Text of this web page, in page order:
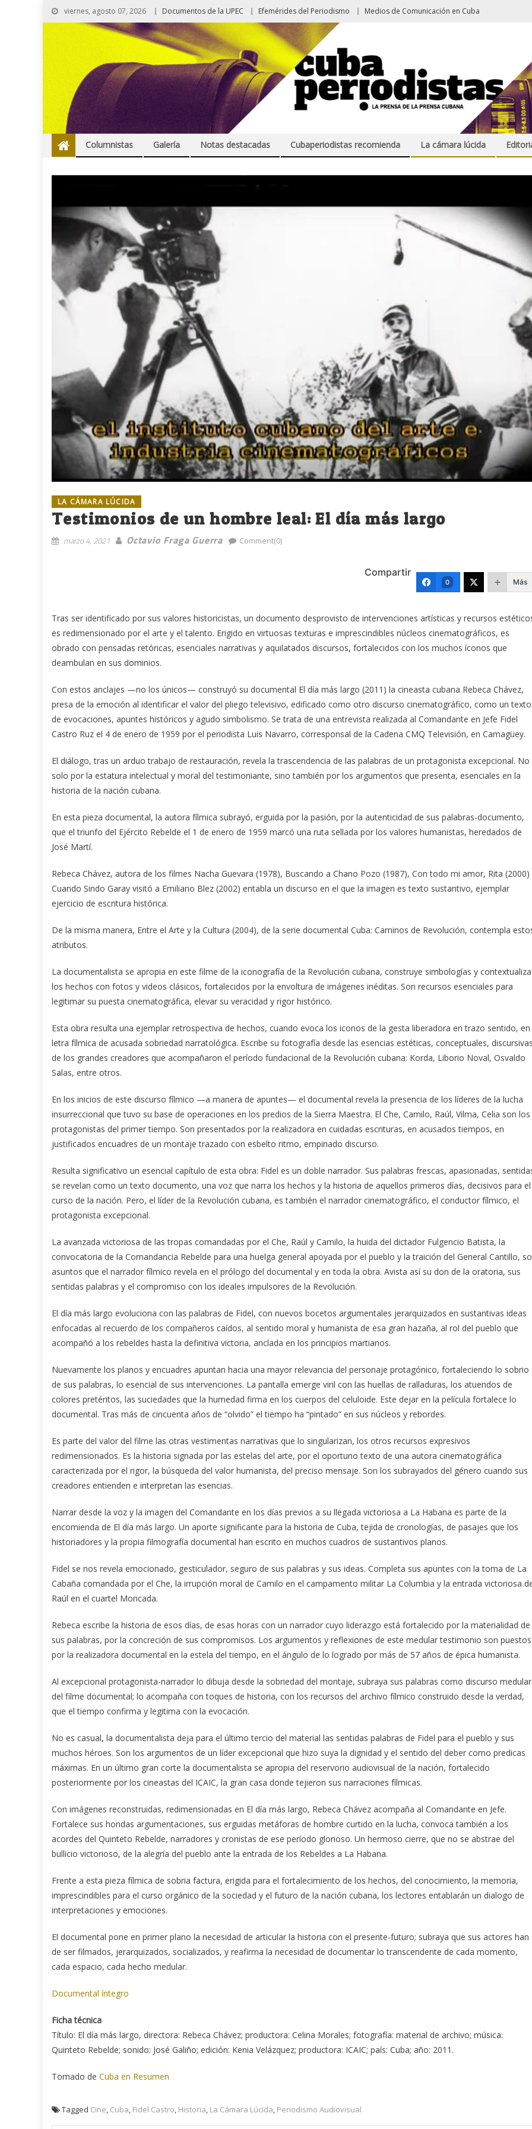
viernes, agosto 07, 2026 Documentos de la UPEC Efemérides del Periodismo Medios de Comunicación en Cuba
Columnistas Galería Notas destacadas Cubaperiodistas recomienda La cámara lúcida
LA CÁMARA LÚCIDA
Testimonios de un hombre leal: El día más largo
marzo 4, 2021 Octavio Fraga Guerra Comment(0)
Compartir
0 Más
Tras ser identificado por sus valores historicistas, un documento desprovisto de intervenciones artísticas y recursos
es redimensionado por el arte y el talento. Erigido en virtuosas texturas e imprescindibles núcleos cinematográficos, es
obrado con pensadas retóricas, esenciales narrativas y aquilatados discursos, fortalecidos con los muchos íconos que
deambulan en sus dominios.
Con estos anclajes —no los únicos— construyó su documental El día más largo (2011) la cineasta cubana Rebeca Chávez,
presa de la emoción al identificar el valor del pliego televisivo, edificado como otro discurso cinematográfico, como un texto
de evocaciones, apuntes históricos y agudo simbolismo. Se trata de una entrevista realizada al Comandante en Jefe Fidel
Castro Ruz el 4 de enero de 1959 por el periodista Luis Navarro, corresponsal de la Cadena CMQ Televisión, en Camagüey.
El diálogo, tras un arduo trabajo de restauración, revela la trascendencia de las palabras de un protagonista excepcional. No
solo por la estatura intelectual y moral del testimoniante, sino también por los argumentos que presenta, esenciales en la
historia de la nación cubana.
En esta pieza documental, la autora fílmica subrayó, erguida por la pasión, por la autenticidad de sus palabras-documento,
que el triunfo del Ejército Rebelde el 1 de enero de 1959 marcó una ruta sellada por los valores humanistas, heredados de
José Martí.
Rebeca Chávez, autora de los filmes Nacha Guevara (1978), Buscando a Chano Pozo (1987), Con todo mi amor, Rita (2000)
Cuando Sindo Garay visitó a Emiliano Blez (2002) entabla un discurso en el que la imagen es texto sustantivo, ejemplar
ejercicio de escritura histórica.
De la misma manera, Entre el Arte y la Cultura (2004), de la serie documental Cuba: Caminos de Revolución, contempla
atributos.
La documentalista se apropia en este filme de la iconografía de la Revolución cubana, construye simbologías y contextualiza
los hechos con fotos y videos clásicos, fortalecidos por la envoltura de imágenes inéditas. Son recursos esenciales para
legitimar su puesta cinematográfica, elevar su veracidad y rigor histórico.
Esta obra resulta una ejemplar retrospectiva de hechos, cuando evoca los iconos de la gesta liberadora en trazo sentido, en
letra fílmica de acusada sobriedad narratológica. Escribe su fotografía desde las esencias estéticas, conceptuales,
de los grandes creadores que acompañaron el período fundacional de la Revolución cubana: Korda, Liborio Noval, Osvaldo
Salas, entre otros.
En los inicios de este discurso fílmico —a manera de apuntes— el documental revela la presencia de los líderes de la lucha
insurreccional que tuvo su base de operaciones en los predios de la Sierra Maestra. El Che, Camilo, Raúl, Vilma, Celia son los
protagonistas del primer tiempo. Son presentados por la realizadora en cuidadas escrituras, en acusados tiempos, en
justificados encuadres de un montaje trazado con esbelto ritmo, empinado discurso.
Resulta significativo un esencial capítulo de esta obra: Fidel es un doble narrador. Sus palabras frescas, apasionadas,
se revelan como un texto documento, una voz que narra los hechos y la historia de aquellos primeros días, decisivos para el
curso de la nación. Pero, el líder de la Revolución cubana, es también el narrador cinematográfico, el conductor fílmico, el
protagonista excepcional.
La avanzada victoriosa de las tropas comandadas por el Che, Raúl y Camilo, la huida del dictador Fulgencio Batista, la
convocatoria de la Comandancia Rebelde para una huelga general apoyada por el pueblo y la traición del General Cantillo,
asuntos que el narrador fílmico revela en el prólogo del documental y en toda la obra. Avista así su don de la oratoria, sus
sentidas palabras y el compromiso con los ideales impulsores de la Revolución.
El día más largo evoluciona con las palabras de Fidel, con nuevos bocetos argumentales jerarquizados en sustantivas ideas
enfocadas al recuerdo de los compañeros caídos, al sentido moral y humanista de esa gran hazaña, al rol del pueblo que
acompañó a los rebeldes hasta la definitiva victoria, anclada en los principios martianos.
Nuevamente los planos y encuadres apuntan hacia una mayor relevancia del personaje protagónico, fortaleciendo lo sobrio
de sus palabras, lo esencial de sus intervenciones. La pantalla emerge viril con las huellas de ralladuras, los atuendos de
colores pretéritos, las suciedades que la humedad firma en los cuerpos del celuloide. Este dejar en la película fortalece lo
documental. Tras más de cincuenta años de “olvido” el tiempo ha “pintado” en sus núcleos y rebordes.
Es parte del valor del filme las otras vestimentas narrativas que lo singularizan, los otros recursos expresivos
redimensionados. Es la historia signada por las estelas del arte, por el oportuno texto de una autora cinematográfica
caracterizada por el rigor, la búsqueda del valor humanista, del preciso mensaje. Son los subrayados del género cuando sus
creadores entienden e interpretan las esencias.
Narrar desde la voz y la imagen del Comandante en los días previos a su llegada victoriosa a La Habana es parte de la
encomienda de El día más largo. Un aporte significante para la historia de Cuba, tejida de cronologías, de pasajes que los
historiadores y la propia filmografía documental han escrito en muchos cuadros de sustantivos planos.
Fidel se nos revela emocionado, gesticulador, seguro de sus palabras y sus ideas. Completa sus apuntes con la toma de La
Cabaña comandada por el Che, la irrupción moral de Camilo en el campamento militar La Columbia y la entrada victoriosa
Raúl en el cuartel Moncada.
Rebeca escribe la historia de esos días, de esas horas con un narrador cuyo liderazgo está fortalecido por la materialidad de
sus palabras, por la concreción de sus compromisos. Los argumentos y reflexiones de este medular testimonio son puestos
por la realizadora documental en la estela del tiempo, en el ángulo de lo logrado por más de 57 años de épica humanista.
Al excepcional protagonista-narrador lo dibuja desde la sobriedad del montaje, subraya sus palabras como discurso medular
del filme documental; lo acompaña con toques de historia, con los recursos del archivo fílmico construido desde la verdad,
que el tiempo confirma y legitima con la evocación.
No es casual, la documentalista deja para el último tercio del material las sentidas palabras de Fidel para el pueblo y sus
muchos héroes. Son los argumentos de un líder excepcional que hizo suya la dignidad y el sentido del deber como predicas
máximas. En un último gran corte la documentalista se apropia del reservorio audiovisual de la nación, fortalecido
posteriormente por los cineastas del ICAIC, la gran casa donde tejieron sus narraciones fílmicas.
Con imágenes reconstruidas, redimensionadas en El día más largo, Rebeca Chávez acompaña al Comandante en Jefe.
Fortalece sus hondas argumentaciones, sus erguidas metáforas de hombre curtido en la lucha, convoca también a los
acordes del Quinteto Rebelde, narradores y cronistas de ese período glorioso. Un hermoso cierre, que no se abstrae del
bullicio victorioso, de la alegría del pueblo ante la entrada de los Rebeldes a La Habana.
Frente a esta pieza fílmica de sobria factura, erigida para el fortalecimiento de los hechos, del conocimiento, la memoria,
imprescindibles para el curso orgánico de la sociedad y el futuro de la nación cubana, los lectores entablarán un dialogo de
interpretaciones y emociones.
El documental pone en primer plano la necesidad de articular la historia con el presente-futuro; subraya que sus actores han
de ser filmados, jerarquizados, socializados, y reafirma la necesidad de documentar lo transcendente de cada momento,
cada espacio, cada hecho medular.
Documental íntegro
Ficha técnica
Título: El día más largo, directora: Rebeca Chávez; productora: Celina Morales; fotografía: material de archivo; música:
Quinteto Rebelde; sonido: José Galiño; edición: Kenia Velázquez; productora: ICAIC; país: Cuba; año: 2011.
Tomado de Cuba en Resumen
Tagged Cine, Cuba, Fidel Castro, Historia, La Cámara Lúcida, Periodismo Audiovisual